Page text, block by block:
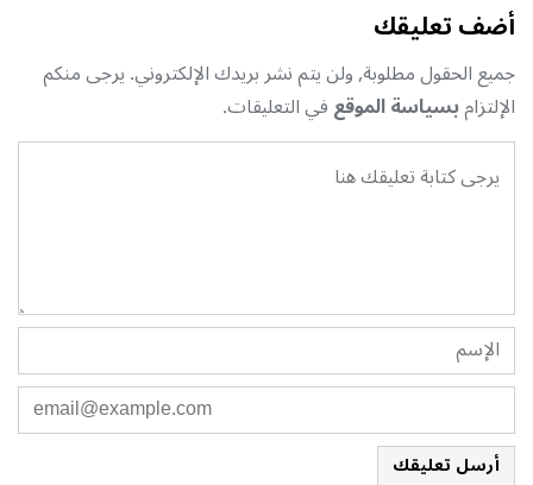
أضف تعليقك
جميع الحقول مطلوبة, ولن يتم نشر بريدك الإلكتروني. يرجى منكم
الإلتزامبسياسة الموقعفي التعليقات.
أرسل تعليقك